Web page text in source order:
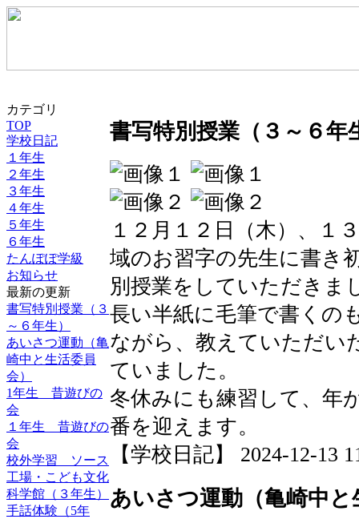
カテゴリ
TOP
学校日記
１年生
２年生
３年生
４年生
５年生
６年生
たんぽぽ学級
お知らせ
最新の更新
書写特別授業（３
～６年生）
あいさつ運動（亀
崎中と生活委員
会）
1年生 昔遊びの
会
１年生 昔遊びの
会
校外学習 ソース
工場・こども文化
科学館（３年生）
手話体験（5年
書写特別授業（３～６年
１２月１２日（木）、１
域のお習字の先生に書き
別授業をしていただきま
長い半紙に毛筆で書くの
ながら、教えていただい
ていました。
冬休みにも練習して、年
番を迎えます。
【学校日記】 2024-12-13
あいさつ運動（亀崎中と